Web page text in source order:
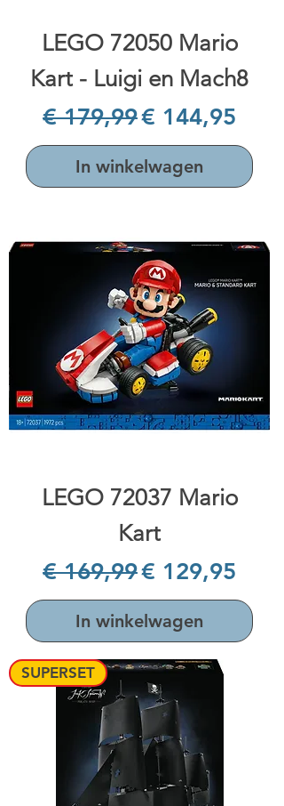
LEGO 72050 Mario
Kart - Luigi en Mach8
Normale prijs
€ 179,99Verkoopprijs
€ 144,95
In winkelwagen
LEGO 72037 Mario
Kart
Normale prijs
€ 169,99Verkoopprijs
€ 129,95
In winkelwagen
SUPERSET